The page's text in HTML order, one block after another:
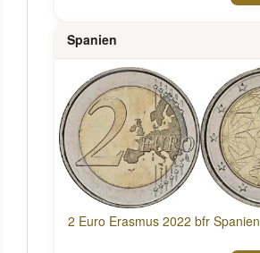
Spanien
2 Euro Erasmus 2022 bfr Spanien